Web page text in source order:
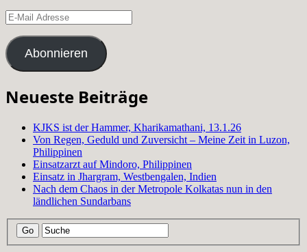
E-
Mail
AdresseAbonnieren
Neueste Beiträge
KJKS ist der Hammer, Kharikamathani, 13.1.26
Von Regen, Geduld und Zuversicht – Meine Zeit in Luzon,
Philippinen
Einsatzarzt auf Mindoro, Philippinen
Einsatz in Jhargram, Westbengalen, Indien
Nach dem Chaos in der Metropole Kolkatas nun in den
ländlichen Sundarbans